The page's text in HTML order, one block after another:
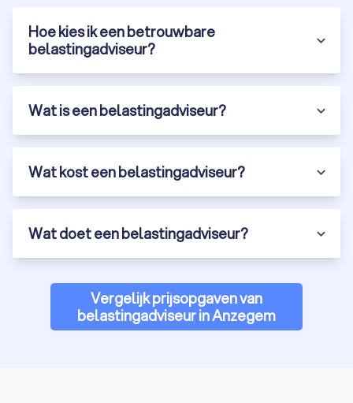
Hoe kies ik een betrouwbare
belastingadviseur?
Wat is een belastingadviseur?
Wat kost een belastingadviseur?
Wat doet een belastingadviseur?
Vergelijk prijsopgaven van
belastingadviseur in Anzegem